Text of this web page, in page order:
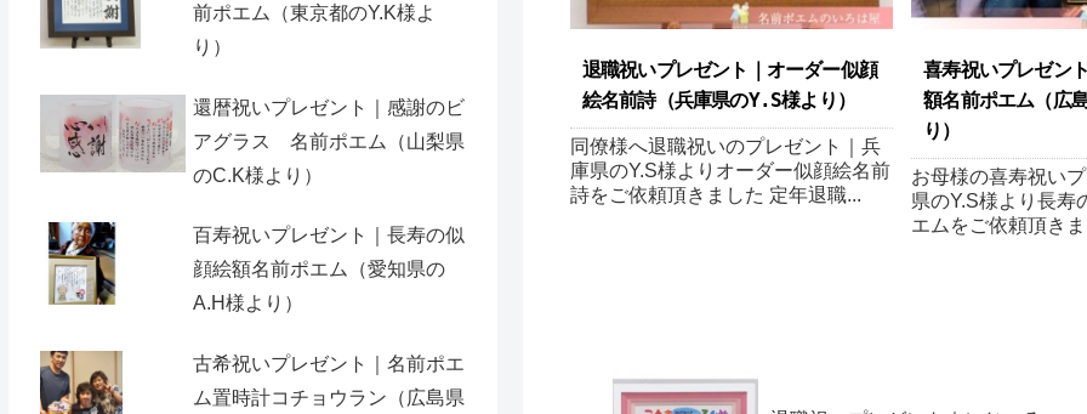
退職祝いプレゼント｜オーダー似顔
絵名前詩 （兵庫県のY.S様より ）
同僚様へ退職祝いのプレゼント｜兵
庫県のY.S様よりオーダー似顔絵名前
詩をご依頼頂きました 定年退職...
喜寿祝いプレゼン
額名前ポエム（広
り ）
お母様の喜寿祝い
県のY.S様より長寿
エムをご依頼頂き
前ポエム（東京都のY.K様よ
り）
還暦祝いプレゼント｜感謝のビ
アグラス 名前ポエム（山梨県
のC.K様より）
百寿祝いプレゼント｜長寿の似
顔絵額名前ポエム（愛知県の
A.H様より ）
古希祝いプレゼント｜名前ポエ
ム置時計コチョウラン（広島県